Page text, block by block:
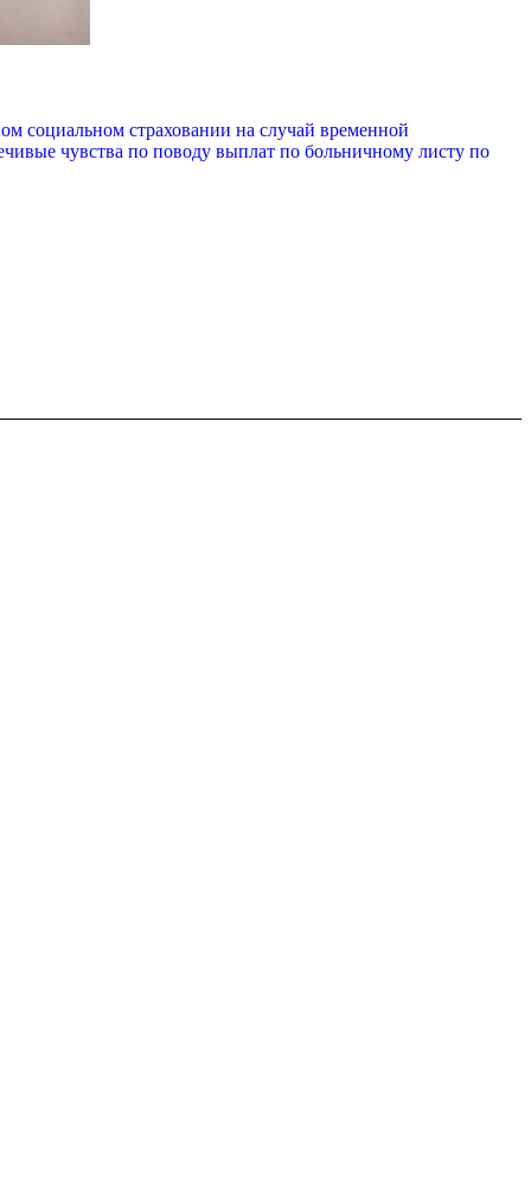
социальном страховании на случай временной
чувства по поводу выплат по больничному листу по